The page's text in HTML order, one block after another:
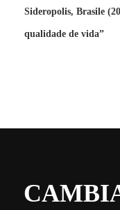
Sideropolis, Brasile
qualidade de vida”